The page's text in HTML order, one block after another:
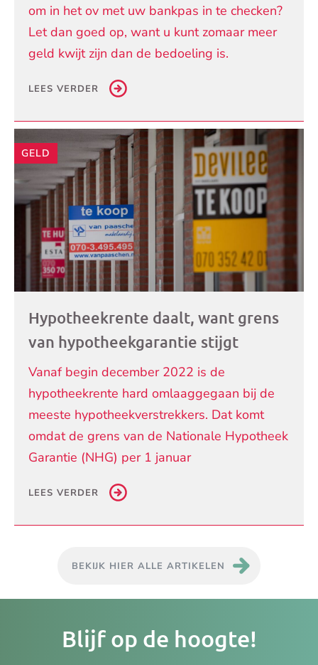
om in het ov met uw bankpas in te checken?
Let dan goed op, want u kunt zomaar meer
geld kwijt zijn dan de bedoeling is.
LEES VERDER
GELD
Hypotheekrente daalt, want grens
van hypotheekgarantie stijgt
Vanaf begin december 2022 is de
hypotheekrente hard omlaaggegaan bij de
meeste hypotheekverstrekkers. Dat komt
omdat de grens van de Nationale Hypotheek
Garantie (NHG) per 1 januar
LEES VERDER
BEKIJK HIER ALLE ARTIKELEN
Blijf op de hoogte!